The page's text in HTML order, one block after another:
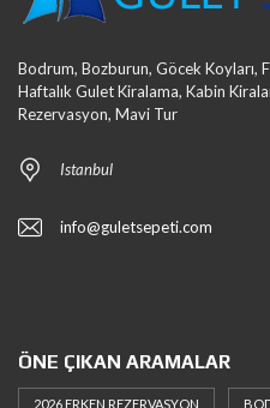
Bodrum, Bozburun, Göcek Koyları,
Haftalık Gulet Kiralama, Kabin
Rezervasyon, Mavi Tur
Istanbul
info@guletsepeti.com
ÖNE ÇIKAN ARAMALAR
2026 ERKEN REZERVASYON